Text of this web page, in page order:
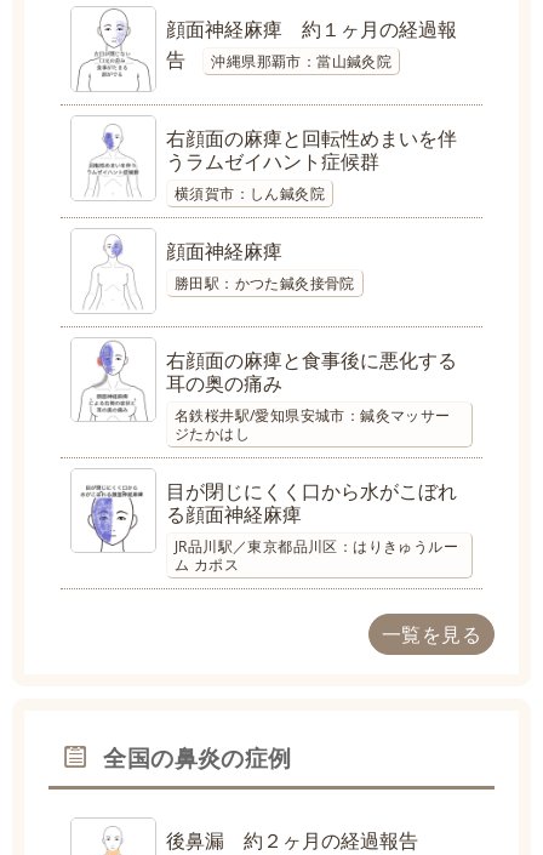
顔面神経麻痺 約１ヶ月の経過報
告
沖縄県那覇市：當山鍼灸院
右顔面の麻痺と回転性めまいを伴
うラムゼイハント症候群
横須賀市：しん鍼灸院
顔面神経麻痺
勝田駅：かつた鍼灸接骨院
右顔面の麻痺と食事後に悪化する
耳の奥の痛み
名鉄桜井駅/愛知県安城市：鍼灸マッサー
ジたかはし
目が閉じにくく口から水がこぼれ
る顔面神経麻痺
JR品川駅／東京都品川区：はりきゅうルー
ム カポス
一覧を見る
全国の鼻炎の症例
後鼻漏 約２ヶ月の経過報告